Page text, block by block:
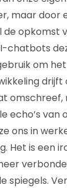
maar door
opkomst
chatbots
om
drijft
echo’s
ons in
Het is een
spiegels.